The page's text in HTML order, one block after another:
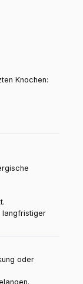
Knochen:
langfristiger
oder